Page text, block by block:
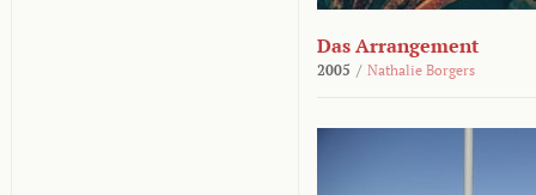
Das Arrangement
2005 / Nathalie Borgers